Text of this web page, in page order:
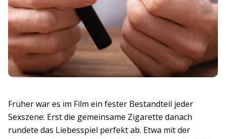
Früher war es im Film ein fester Bestandteil jeder
Sexszene: Erst die gemeinsame Zigarette danach
rundete das Liebesspiel perfekt ab. Etwa mit der